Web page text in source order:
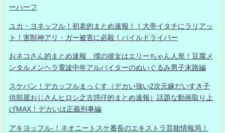
ーハーフ
ユカ・ヨネッフル！初老的まとめ速報！！大帝イタチにラリアッ
ト！害獣神アリ・ガー被害に必殺！パイルドライバー
おネコさん的まとめ速報 僕の彼女はエリーちゃん人形！豆腐メ
ンタルメンヘラ電波中年アルバイターのぬいぐるみ男子末路編
スケバン！デカッフルまっくす（デカい強い2次元嫁だいすき子
供部屋おじさんヒロシ之古惑仔的まとめ速報）話題な動画取り上
げMAX！デカいは正義刑事編
アキヨッフル-！ネオニートスケ番長のエキストラ芸能情報局！